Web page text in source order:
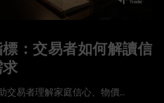
：交易者如何解讀信
交易者理解家庭信心、物價...